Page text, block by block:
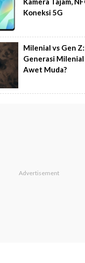
Koneksi 5G
Milenial vs Gen
Generasi
Awet Muda?